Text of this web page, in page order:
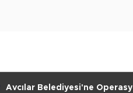
Avcılar Belediyesi'ne